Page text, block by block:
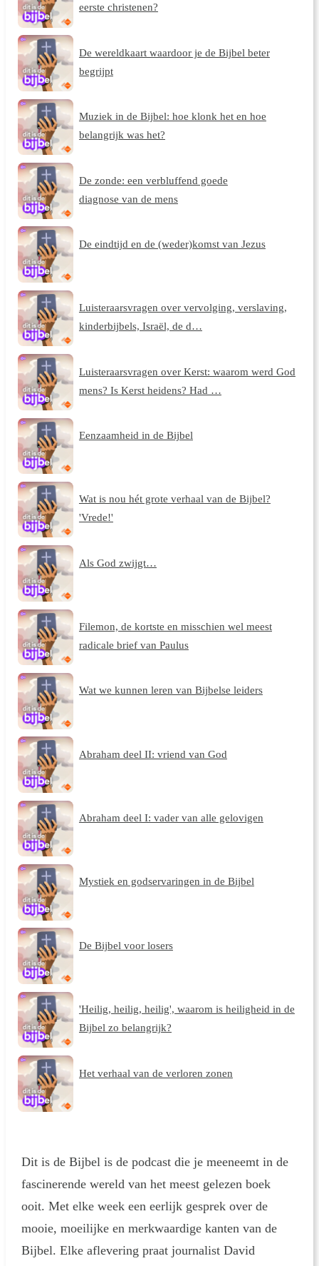
eerste christenen?
De wereldkaart waardoor je de Bijbel beter
begrijpt
Muziek in de Bijbel: hoe klonk het en hoe
belangrijk was het?
De zonde: een verbluffend goede
diagnose van de mens
De eindtijd en de (weder)komst van Jezus
Luisteraarsvragen over vervolging, verslaving,
kinderbijbels, Israël, de d…
Luisteraarsvragen over Kerst: waarom werd God
mens? Is Kerst heidens? Had …
Eenzaamheid in de Bijbel
Wat is nou hét grote verhaal van de Bijbel?
'Vrede!'
Als God zwijgt…
Filemon, de kortste en misschien wel meest
radicale brief van Paulus
Wat we kunnen leren van Bijbelse leiders
Abraham deel II: vriend van God
Abraham deel I: vader van alle gelovigen
Mystiek en godservaringen in de Bijbel
De Bijbel voor losers
'Heilig, heilig, heilig', waarom is heiligheid in de
Bijbel zo belangrijk?
Het verhaal van de verloren zonen
Dit is de Bijbel is de podcast die je meeneemt in de
fascinerende wereld van het meest gelezen boek
ooit. Met elke week een eerlijk gesprek over de
mooie, moeilijke en merkwaardige kanten van de
Bijbel. Elke aflevering praat journalist David